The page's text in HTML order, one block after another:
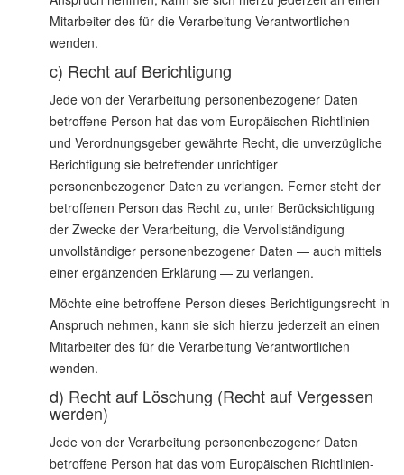
Mitarbeiter des für die Verarbeitung Verantwortlichen
wenden.
c) Recht auf Berichtigung
Jede von der Verarbeitung personenbezogener Daten
betroffene Person hat das vom Europäischen Richtlinien-
und Verordnungsgeber gewährte Recht, die unverzügliche
Berichtigung sie betreffender unrichtiger
personenbezogener Daten zu verlangen. Ferner steht der
betroffenen Person das Recht zu, unter Berücksichtigung
der Zwecke der Verarbeitung, die Vervollständigung
unvollständiger personenbezogener Daten — auch mittels
einer ergänzenden Erklärung — zu verlangen.
Möchte eine betroffene Person dieses Berichtigungsrecht in
Anspruch nehmen, kann sie sich hierzu jederzeit an einen
Mitarbeiter des für die Verarbeitung Verantwortlichen
wenden.
d) Recht auf Löschung (Recht auf Vergessen
werden)
Jede von der Verarbeitung personenbezogener Daten
betroffene Person hat das vom Europäischen Richtlinien-